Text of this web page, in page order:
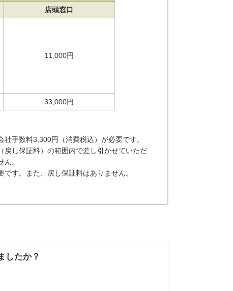
店頭窓口
11,000円
33,000円
手数料3,300円（消費税込）が必要です。
し保証料）の範囲内で差し引かせていただ
。
す。また、戻し保証料はありません。
したか？